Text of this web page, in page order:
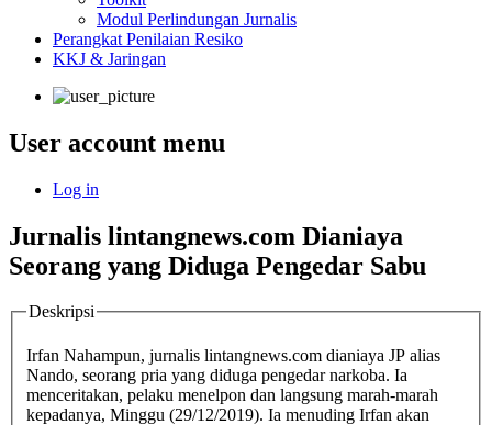
Modul Perlindungan Jurnalis
Perangkat Penilaian Resiko
KKJ & Jaringan
User account menu
Log in
Jurnalis lintangnews.com Dianiaya
Seorang yang Diduga Pengedar Sabu
Deskripsi
Irfan Nahampun, jurnalis lintangnews.com dianiaya JP alias
Nando, seorang pria yang diduga pengedar narkoba. Ia
menceritakan, pelaku menelpon dan langsung marah-marah
kepadanya, Minggu (29/12/2019). Ia menuding Irfan akan